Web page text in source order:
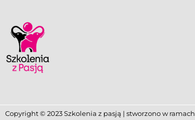
Copyright © 2023 Szkolenia z pasją | stworzono w ramach